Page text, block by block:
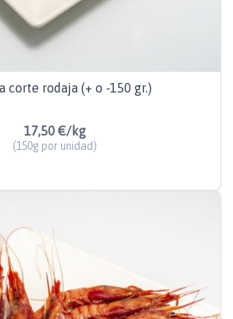
corte rodaja (+ o -150 gr.)
17,50 €/kg
(150g por unidad)